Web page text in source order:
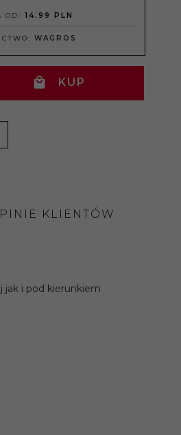
OD:14.99 PLN
WAGROS
KUP
KLIENTÓW
jak i pod kierunkiem